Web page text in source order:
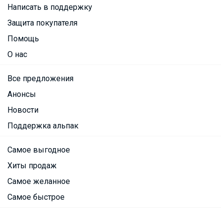
Написать в поддержку
Защита покупателя
Помощь
О нас
Все предложения
Анонсы
Новости
Поддержка альпак
Самое выгодное
Хиты продаж
Самое желанное
Самое быстрое